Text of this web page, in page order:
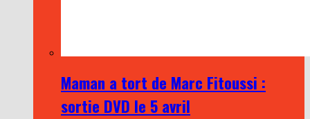
Maman a tort de Marc Fitoussi :
sortie DVD le 5 avril